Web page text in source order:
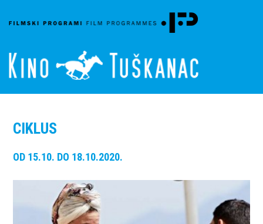
CIKLUS
OD 15.10. DO 18.10.2020.